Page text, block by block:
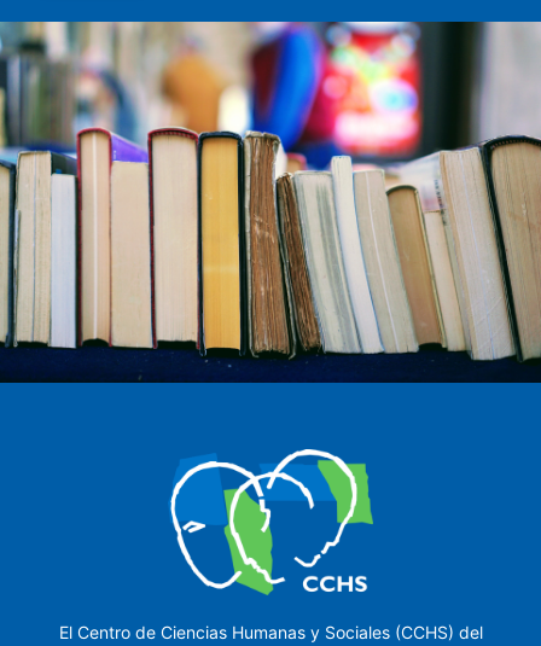
El Centro de Ciencias Humanas y Sociales (CCHS) del